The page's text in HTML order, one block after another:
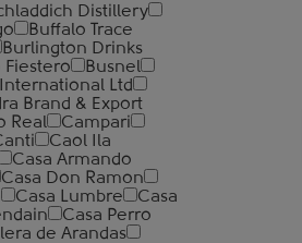
Distillery
Buffalo Trace
Burlington Drinks
Fiestero
Busnel
Ltd
Brand & Export
Real
Campari
Caol Ila
Casa Armando
Casa Don Ramon
Casa Lumbre
Casa
Casa Perro
de Arandas